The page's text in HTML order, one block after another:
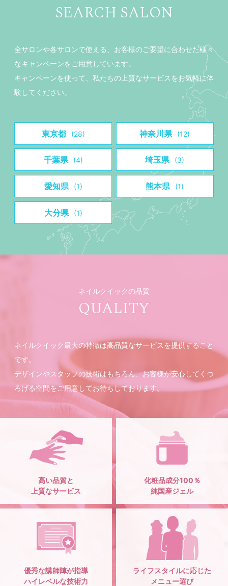
SEARCH SALON
全サロンや各サロンで使える、お客様のご要望に合わせた様々
なキャンペーンをご用意しています。
キャンペーンを使って、私たちの上質なサービスをお気軽に体
験してください。
東京都 (28) 神奈川県 (12)
千葉県 (4) 埼玉県 (3)
愛知県 (1) 熊本県 (1)
大分県 (1)
ネイルクイックの品質
QUALITY
ネイルクイック最大の特徴は高品質なサービスを提供すること
です。
デザインやスタッフの技術はもちろん、お客様が安心してくつ
ろげる空間をご用意してお待ちしております。
高い品質と
上質なサービス
化粧品成分100％
純国産ジェル
優秀な講師陣が指導
ハイレベルな技術力
ライフスタイルに応じた
メニュー選び